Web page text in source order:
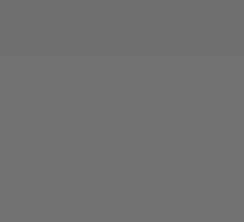
Olof - Grijs